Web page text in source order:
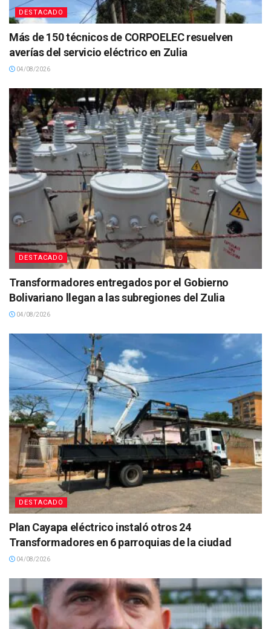
DESTACADO
Más de 150 técnicos de CORPOELEC resuelven
averías del servicio eléctrico en Zulia
04/08/2026
DESTACADO
Transformadores entregados por el Gobierno
Bolivariano llegan a las subregiones del Zulia
04/08/2026
DESTACADO
Plan Cayapa eléctrico instaló otros 24
Transformadores en 6 parroquias de la ciudad
04/08/2026